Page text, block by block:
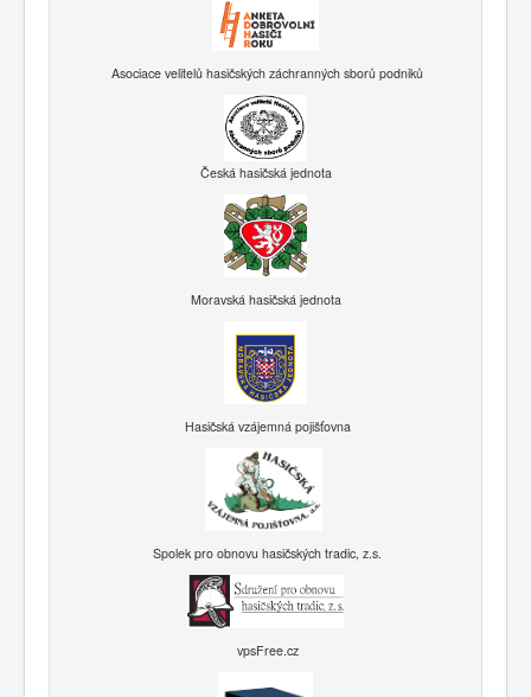
Asociace velitelů hasičských záchranných sborů podniků
Česká hasičská jednota
Moravská hasičská jednota
Hasičská vzájemná pojišťovna
Spolek pro obnovu hasičských tradic, z.s.
vpsFree.cz